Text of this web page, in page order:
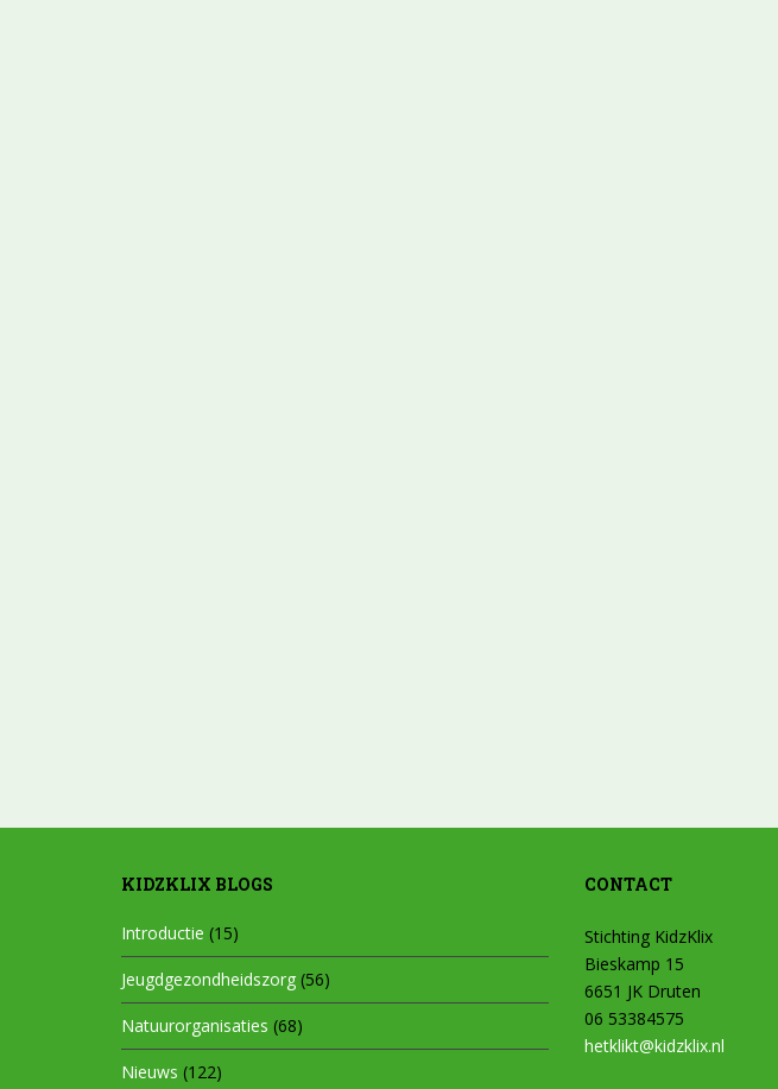
KIDZKLIX BLOGS
Introductie (15)
Jeugdgezondheidszorg (56)
Natuurorganisaties (68)
Nieuws (122)
CONTACT
Stichting KidzKlix
Bieskamp 15
6651 JK Druten
06 53384575
hetklikt@kidzklix.nl